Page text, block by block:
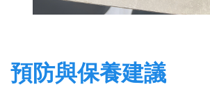
預防與保養建議